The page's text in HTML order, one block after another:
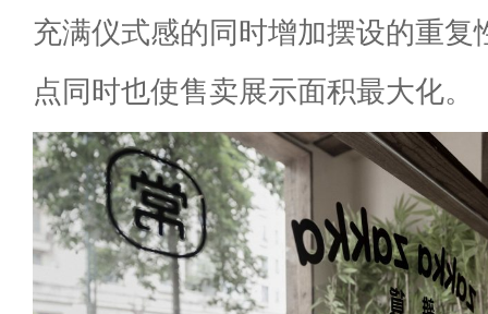
充满仪式感的同时增加摆设的重复
点同时也使售卖展示面积最大化。